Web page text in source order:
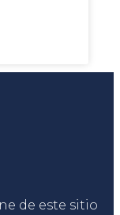
de este sitio